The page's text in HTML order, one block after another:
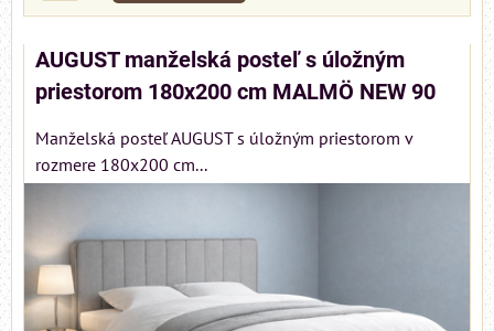
AUGUST manželská posteľ s úložným
priestorom 180x200 cm MALMÖ NEW 90
Manželská posteľ AUGUST s úložným priestorom v
rozmere 180x200 cm...